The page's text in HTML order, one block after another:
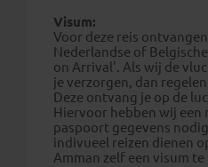
Visum:
Voor deze reis
Nederlandse of
on Arrival'. Als wij de
je verzorgen, dan
Deze ontvang je op de
Hiervoor hebben wij een
paspoort gegevens
indivueel reizen dienen
Amman zelf een visum